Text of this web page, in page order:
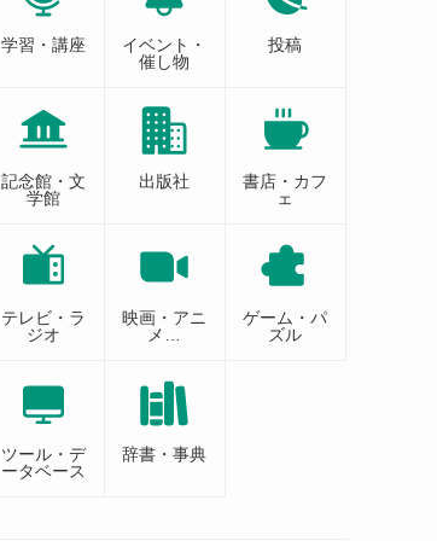
学習・講座
イベント・
催し物
投稿
記念館・文
学館
出版社
書店・カフ
ェ
テレビ・ラ
ジオ
映画・アニ
メ…
ゲーム・パ
ズル
ツール・デ
ータベース
辞書・事典